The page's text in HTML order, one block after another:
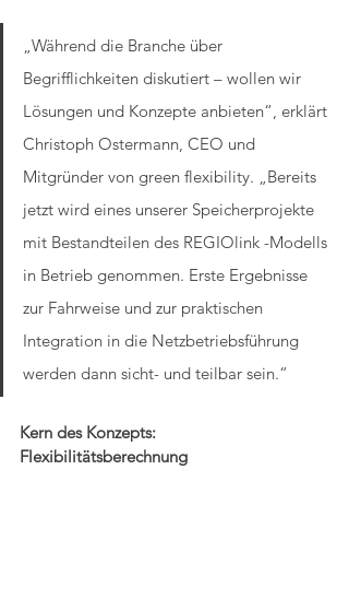
„Während die Branche über
Begrifflichkeiten diskutiert – wollen wir
Lösungen und Konzepte anbieten“, erklärt
Christoph Ostermann, CEO und
Mitgründer von green flexibility. „Bereits
jetzt wird eines unserer Speicherprojekte
mit Bestandteilen des REGIOlink -Modells
in Betrieb genommen. Erste Ergebnisse
zur Fahrweise und zur praktischen
Integration in die Netzbetriebsführung
werden dann sicht- und teilbar sein.“
Kern des Konzepts:
Flexibilitätsberechnung